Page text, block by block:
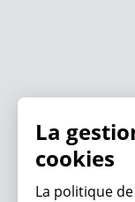
La
cookies
La politique